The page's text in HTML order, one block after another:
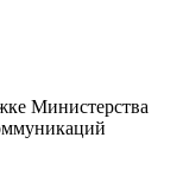
Министерства